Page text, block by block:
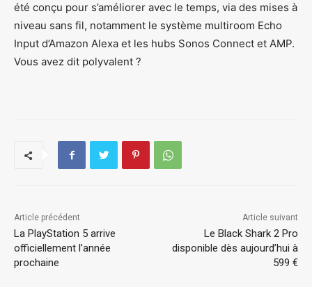
été conçu pour s’améliorer avec le temps, via des mises à
niveau sans fil, notamment le système multiroom Echo
Input d’Amazon Alexa et les hubs Sonos Connect et AMP.
Vous avez dit polyvalent ?
Article précédent
La PlayStation 5 arrive
officiellement l’année
prochaine
Article suivant
Le Black Shark 2 Pro
disponible dès aujourd’hui à
599 €